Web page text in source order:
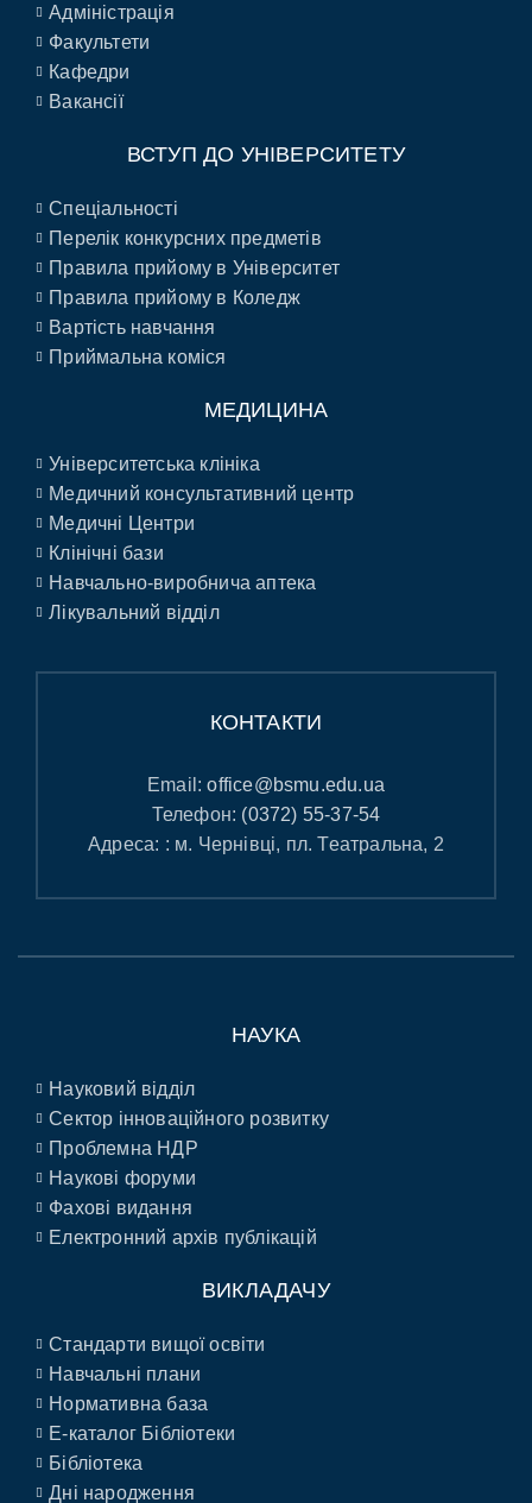
Адміністрація
Факультети
Кафедри
Вакансії
ВСТУП ДО УНІВЕРСИТЕТУ
Спеціальності
Перелік конкурсних предметів
Правила прийому в Університет
Правила прийому в Коледж
Вартість навчання
Приймальна коміся
МЕДИЦИНА
Університетська клініка
Медичний консультативний центр
Медичні Центри
Клінічні бази
Навчально-виробнича аптека
Лікувальний відділ
КОНТАКТИ
Email:office@bsmu.edu.ua
Телефон: (0372) 55-37-54
Адреса: : м. Чернівці, пл. Театральна, 2
НАУКА
Науковий відділ
Сектор інноваційного розвитку
Проблемна НДР
Наукові форуми
Фахові видання
Електронний архів публікацій
ВИКЛАДАЧУ
Стандарти вищої освіти
Навчальні плани
Нормативна база
E-каталог Бібліотеки
Бібліотека
Дні народження